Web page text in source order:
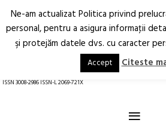
Arhitectură.
Oraș.
ISSN 3008-2986 ISSN-L 2069-721X
≡
Ne-am actualizat Politica privind
personal, pentru a asigura informaţii
şi protejăm datele dvs. cu caracter
Accept Citeste